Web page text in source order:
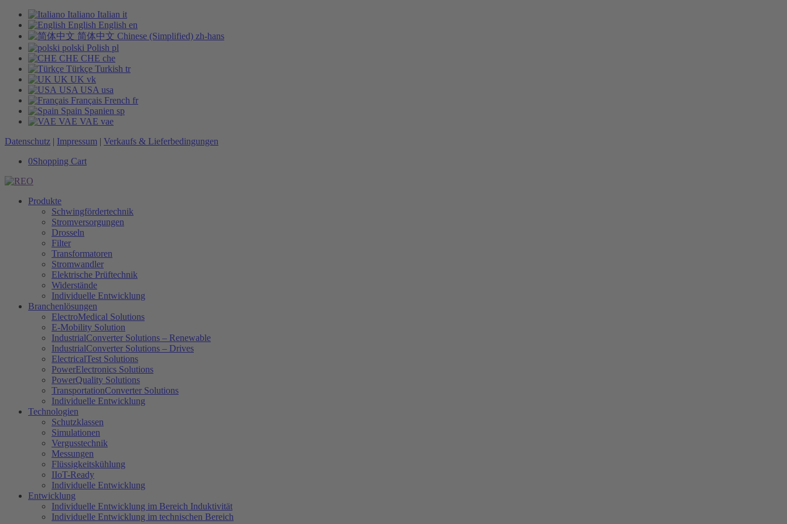
Italiano Italian it
English English en
简体中文 Chinese (Simplified) zh-hans
polski Polish pl
CHE CHE che
Türkçe Turkish tr
UK UK vk
USA USA usa
Français French fr
Spain Spanien sp
VAE VAE vae
Datenschutz | Impressum | Verkaufs & Lieferbedingungen
0Shopping Cart
Produkte
Schwingfördertechnik
Stromversorgungen
Drosseln
Filter
Transformatoren
Stromwandler
Elektrische Prüftechnik
Widerstände
Individuelle Entwicklung
Branchenlösungen
ElectroMedical Solutions
E-Mobility Solution
IndustrialConverter Solutions – Renewable
IndustrialConverter Solutions – Drives
ElectricalTest Solutions
PowerElectronics Solutions
PowerQuality Solutions
TransportationConverter Solutions
Individuelle Entwicklung
Technologien
Schutzklassen
Simulationen
Vergusstechnik
Messungen
Flüssigkeitskühlung
IIoT-Ready
Individuelle Entwicklung
Entwicklung
Individuelle Entwicklung im Bereich Induktivität
Individuelle Entwicklung im technischen Bereich